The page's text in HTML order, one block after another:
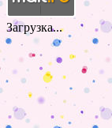
Загрузка...